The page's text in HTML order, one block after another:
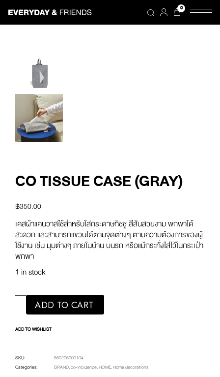
the
0
CO TISSUE CASE (GRAY)
฿350.00
เคสผ้าแคนวาสใช้สำหรับใส่กระดาษทิชชู สีสันสวยงาม พกพาได้
สะดวก และสามารถแขวนได้ตามจุดต่างๆ ตามความต้องการของผู้
ใช้งาน เช่น มุมต่างๆ ภายในบ้าน บนรถ หรือแม้กระทั่งใส่ไว้ในกระเป๋า
พกพา
1 in stock
ADD TO CART
ADD TO WISHLIST
SKU:
560206000104
Categories:
BRAND,co-incidence,HOME,Home decorations